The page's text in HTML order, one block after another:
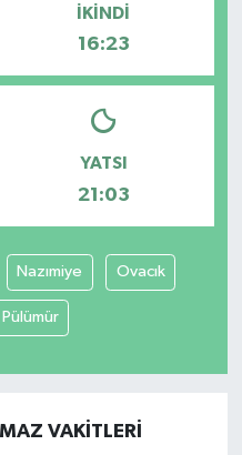
İKINDI
16:23
YATSI
21:03
Nazımiye Ovacık
Pülümür
VAKITLERI